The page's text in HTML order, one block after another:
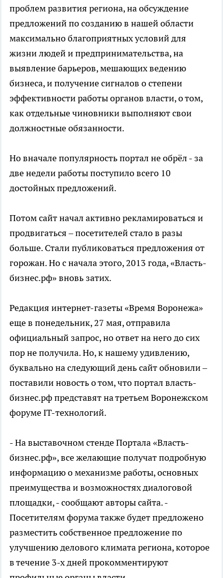
проблем развития региона, на обсуждение
предложений по созданию в нашей области
максимально благоприятных условий для
жизни людей и предпринимательства, на
выявление барьеров, мешающих ведению
бизнеса, и получение сигналов о степени
эффективности работы органов власти, о том,
как отдельные чиновники выполняют свои
должностные обязанности.
Но вначале популярность портал не обрёл - за
две недели работы поступило всего 10
достойных предложений.
Потом сайт начал активно рекламироваться и
продвигаться – посетителей стало в разы
больше. Стали публиковаться предложения от
горожан. Но с начала этого, 2013 года, «Власть-
бизнес.рф» вновь затих.
Редакция интернет-газеты «Время Воронежа»
еще в понедельник, 27 мая, отправила
официальный запрос, но ответ на него до сих
пор не получила. Но, к нашему удивлению,
буквально на следующий день сайт обновили –
поставили новость о том, что портал власть-
бизнес.рф представят на третьем Воронежском
форуме IT-технологий.
- На выставочном стенде Портала «Власть-
бизнес.рф», все желающие получат подробную
информацию о механизме работы, основных
преимущества и возможностях диалоговой
площадки, - сообщают авторы сайта. -
Посетителям форума также будет предложено
разместить собственное предложение по
улучшению делового климата региона, которое
в течение 3-х дней прокомментируют